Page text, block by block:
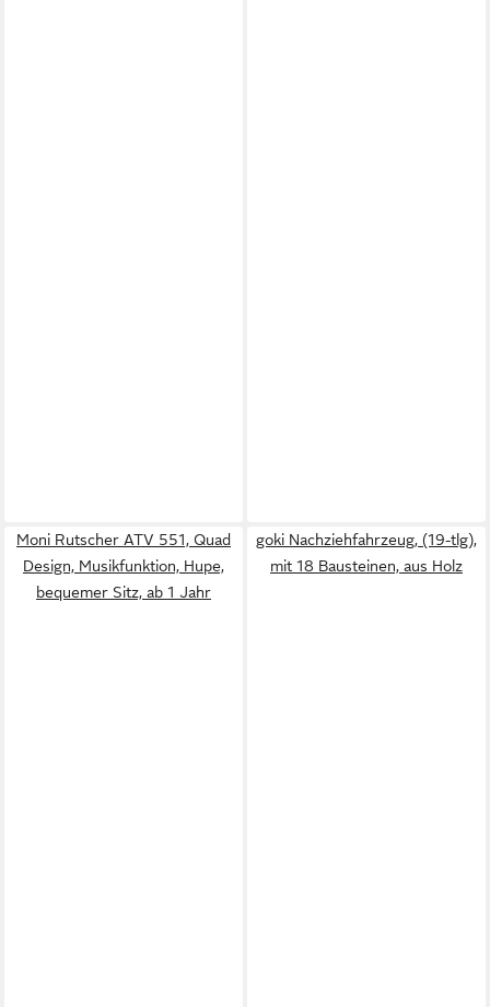
Moni Rutscher ATV 551, Quad
Design, Musikfunktion, Hupe,
bequemer Sitz, ab 1 Jahr
goki Nachziehfahrzeug, (19-tlg),
mit 18 Bausteinen, aus Holz